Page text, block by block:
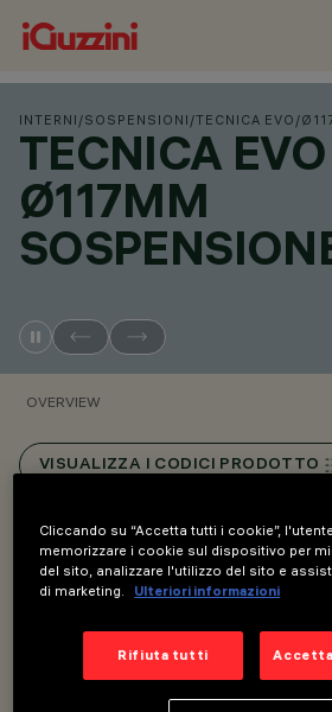
INTERNI /SOSPENSIONI /TECNICA EVO /
TECNICA EVO
Ø117MM
OVERVIEW
VISUALIZZA I CODICI PRODOTTO
Overview
installazione su binario elettrificato.
Realizzato in pressofusione di
Cliccando su “Accetta tutti i cookie”,
memorizzare i cookie sul dispositivo per
del sito, analizzare l'utilizzo del sito e
di marketing.
Ulteriori informazioni
Rifiuta tutti